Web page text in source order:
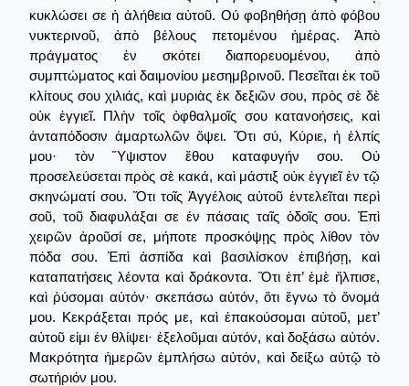
κυκλώσει σε ἡ ἀλήθεια αὐτοῦ. Ού φοβηθήσῃ ἀπὸ φόβου
νυκτερινοῦ, ἀπὸ βέλους πετομένου ἡμέρας. Ἀπὸ
πράγματος ἐν σκότει διαπορευομένου, ἀπὸ
συμπτώματος καὶ δαιμονίου μεσημβρινοῦ. Πεσεῖται ἐκ τοῦ
κλίτους σου χιλιάς, καὶ μυριὰς ἐκ δεξιῶν σου, πρὸς σὲ δὲ
οὐκ ἐγγιεῖ. Πλὴν τοῖς ὀφθαλμοῖς σου κατανοήσεις, καὶ
ἀνταπόδοσιν ἁμαρτωλῶν ὄψει. Ὅτι σύ, Κύριε, ἡ ἐλπίς
μου· τὸν Ὕψιστον ἔθου καταφυγήν σου. Οὐ
προσελεύσεται πρὸς σὲ κακά, καὶ μάστιξ οὐκ ἐγγιεῖ ἐν τῷ
σκηνώματί σου. Ὅτι τοῖς Ἀγγέλοις αὐτοῦ ἐντελεῖται περὶ
σοῦ, τοῦ διαφυλάξαι σε έν πάσαις ταῖς ὁδοῖς σου. Ἐπὶ
χειρῶν ἀροῦσί σε, μήποτε προσκόψῃς πρὸς λίθον τὸν
πόδα σου. Ἐπὶ ἀσπίδα καὶ βασιλίσκον ἐπιβήσῃ, καὶ
καταπατήσεις λέοντα καὶ δράκοντα. Ὅτι ἐπ’ ἐμὲ ἤλπισε,
καὶ ῥύσομαι αὐτόν· σκεπάσω αὐτόν, ὅτι ἔγνω τὸ ὄνομά
μου. Κεκράξεται πρός με, καὶ ἐπακούσομαι αὐτοῦ, μετ’
αὐτοῦ εἰμι ἐν θλίψει· ἐξελοῦμαι αὐτόν, καὶ δοξάσω αὐτόν.
Μακρότητα ἡμερῶν ἐμπλήσω αὐτόν, καὶ δείξω αὐτῷ τὸ
σωτήριόν μου.